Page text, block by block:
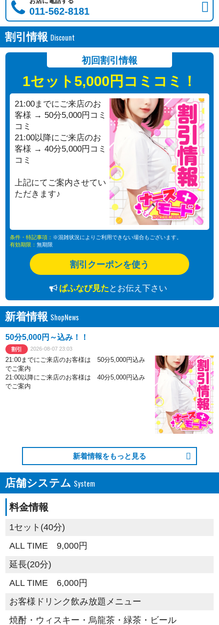
011-562-8181
割引情報
初回割引情報
1セット5,000円コミコミ！
21:00までにご来店のお
客様 → 50分5,000円コミ
コミ
21:00以降にご来店のお
客様 → 40分5,000円コミ
コミ
上記にてご案内させてい
ただきます♪
条件・特記事項： ※混雑状況によりご利用できない場合もございます。
有効期限： 無期限
割引クーポンを使う
ぱふなび見た とお伝え下さい
新着情報
50分5,000円～込み！！
割引 2026-08-07 23:03
21:00までにご来店のお客様は 50分5,000円込み
でご案内
21:00以降にご来店のお客様は 40分5,000円込み
でご案内
新着情報をもっと見る
店舗システム
料金情報
1セット(40分)
ALL TIME 9,000円
延長(20分)
ALL TIME 6,000円
お客様ドリンク飲み放題メニュー
焼酎・ウィスキー・烏龍茶・緑茶・ビール